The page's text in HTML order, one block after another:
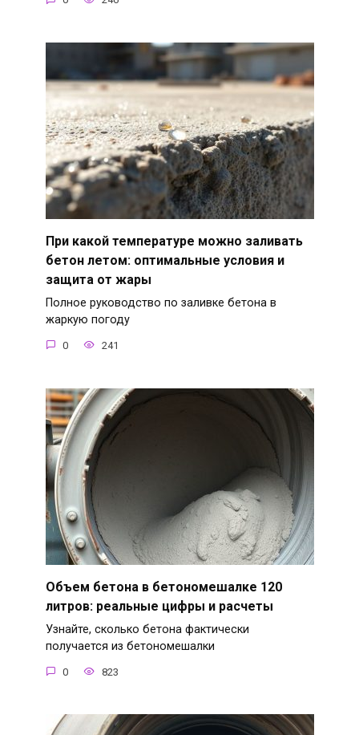
При какой температуре можно заливать
бетон летом: оптимальные условия и
защита от жары
Полное руководство по заливке бетона в
жаркую погоду
0 241
Объем бетона в бетономешалке 120
литров: реальные цифры и расчеты
Узнайте, сколько бетона фактически
получается из бетономешалки
0 823